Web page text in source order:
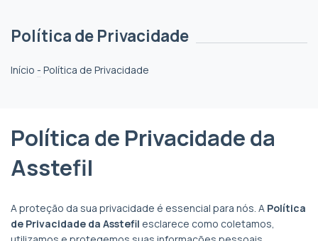
Política de Privacidade
Início - Política de Privacidade
Política de Privacidade da
Asstefil
A proteção da sua privacidade é essencial para nós. A Política
de Privacidade da Asstefil esclarece como coletamos,